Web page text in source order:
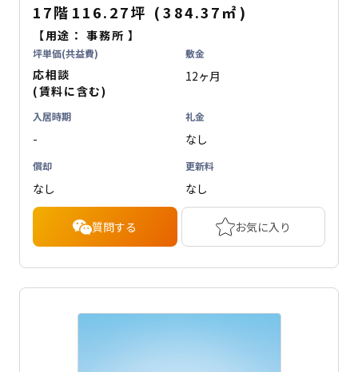
17階 116.27坪 ( 384.37㎡ )
【用途：事務所 】
坪単価(共益費)
応相談
(賃料に含む)
敷金
12ヶ月
入居時期
-
礼金
なし
償却
なし
更新料
なし
質問する お気に入り